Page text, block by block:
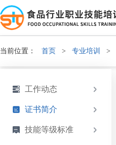
当前位置： 首页 > 专业培训 >
工作动态
证书简介
技能等级标准